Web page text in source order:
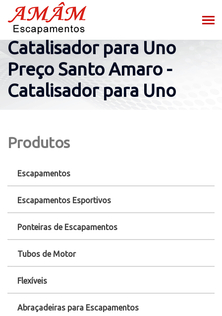
Catalisador para Uno
Preço Santo Amaro -
Catalisador para Uno
Produtos
Escapamentos
Escapamentos Esportivos
Ponteiras de Escapamentos
Tubos de Motor
Flexíveis
Abraçadeiras para Escapamentos